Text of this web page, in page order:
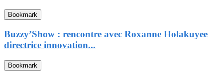
Bookmark
Buzzy’Show : rencontre avec Roxanne Holakuyee
directrice innovation...
Bookmark